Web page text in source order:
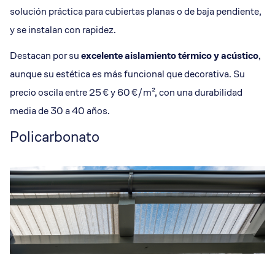
solución práctica para cubiertas planas o de baja pendiente,
y se instalan con rapidez.
Destacan por suexcelente aislamiento térmico y acústico,
aunque su estética es más funcional que decorativa. Su
precio oscila entre 25 € y 60 €/m², con una durabilidad
media de 30 a 40 años.
Policarbonato